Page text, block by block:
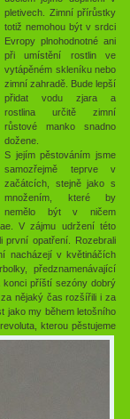
pletivech. Zimní přírůstky
totiž nemohou být v srdci
Evropy plnohodnotné ani
při umístění rostlin ve
vytápěném skleníku nebo
zimní zahradě. Bude lepší
přidat vodu zjara a
rostlina určitě zimní
růstové manko snadno
dožene.
S jejím pěstováním jsme
samozřejmě teprve v
začátcích, stejně jako s
množením, které by
nemělo být v ničem
V zájmu udržení této
první opatření. Rozebrali
nacházejí v květináčích
předznamenávající
příští sezóny dobrý
nějaký čas rozšířili i za
jako my během letošního
kterou pěstujeme